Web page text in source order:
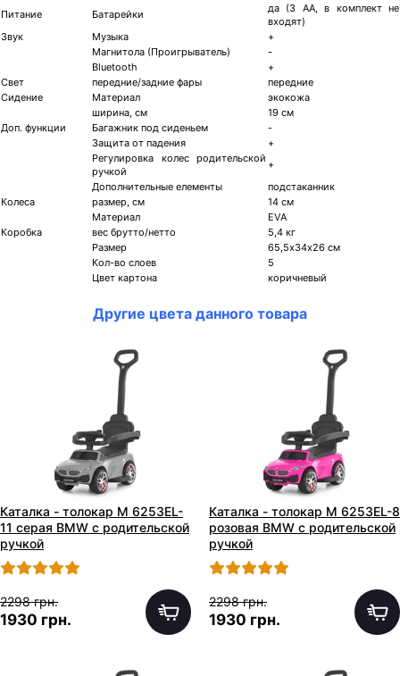
Питание
Батарейки
да (3 АА, в комплект не
входят)
Звук
Музыка
+
Магнитола (Проигрыватель)
-
Bluetooth
+
Свет
передние/задние фары
передние
Сидение
Материал
экокожа
ширина, см
19 см
Доп. функции
Багажник под сиденьем
-
Защита от падения
+
Регулировка колес родительской
ручкой
+
Дополнительные елементы
подстаканник
Колеса
размер, см
14 см
Материал
ЕVА
Коробка
вес брутто/нетто
5,4 кг
Размер
65,5х34х26 см
Кол-во слоев
5
Цвет картона
коричневый
Другие цвета данного товара
Каталка - толокар M 6253EL-
11 серая BMW с родительской
ручкой
2298 грн.
1930 грн.
Каталка - толокар M 6253EL-8
розовая BMW с родительской
ручкой
2298 грн.
1930 грн.